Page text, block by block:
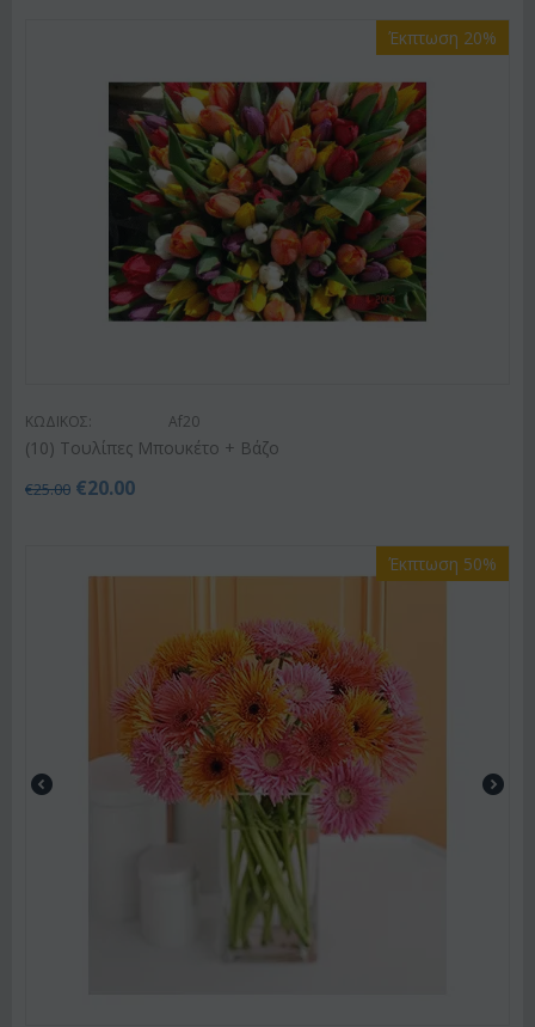
Έκπτωση 20%
ΚΩΔΙΚΟΣ: Af20
(10) Τουλίπες Μπουκέτο + Βάζο
€25.00 €20.00
Έκπτωση 50%